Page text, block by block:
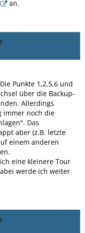
an.
Punkte 1,2,5,6 und
über die Backup-
Allerdings
immer noch die
Das
aber (z.B. letzte
einem anderen
eine kleinere Tour
werde ich weiter